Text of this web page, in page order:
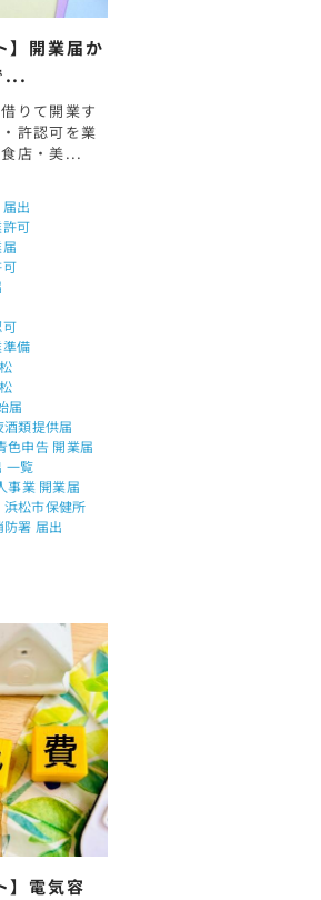
】開業届か
...
りて開業す
許認可を業
店・美...
出
可
備
届
酒類提供届
色申告 開業届
一覧
事業 開業届
浜松市保健所
防署 届出
】電気容